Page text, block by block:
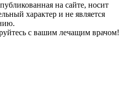
на сайте, носит
характер и не является
с вашим лечащим врачом!